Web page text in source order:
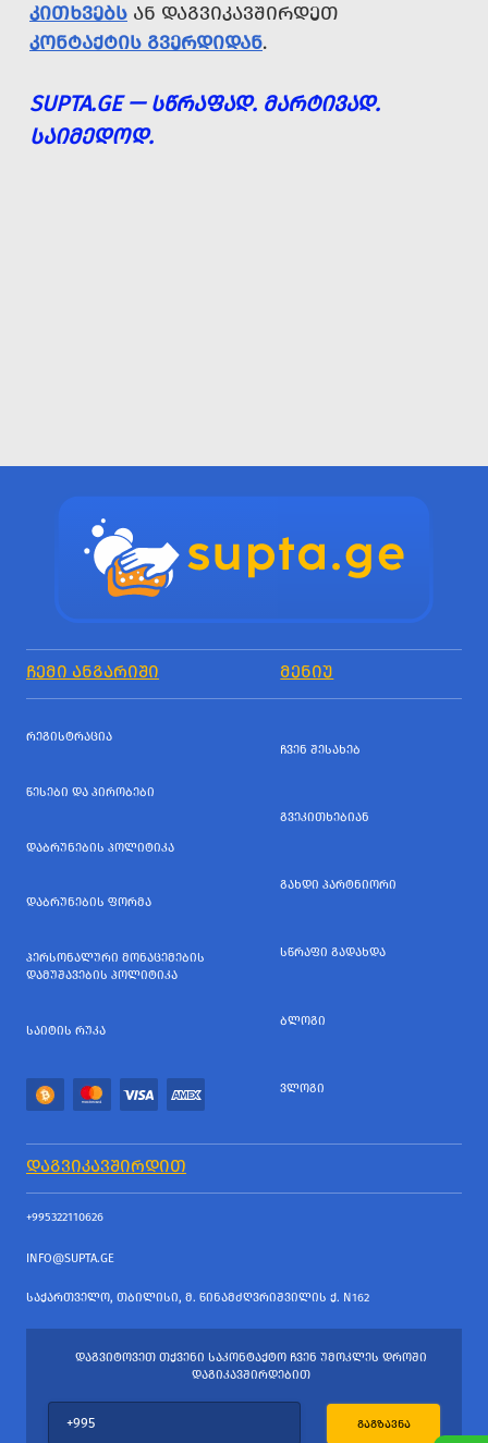
ᲙᲘᲗᲮᲕᲔᲑᲡ ᲐᲜ ᲓᲐᲒᲕᲘᲙᲐᲕᲨᲘᲠᲓᲔᲗ
ᲙᲝᲜᲢᲐᲥᲢᲘᲡ ᲒᲕᲔᲠᲓᲘᲓᲐᲜ.
SUPTA.GE — ᲡᲬᲠᲐᲤᲐᲓ. ᲛᲐᲠᲢᲘᲕᲐᲓ.
ᲡᲐᲘᲛᲔᲓᲝᲓ.
ᲩᲔᲛᲘ ᲐᲜᲒᲐᲠᲘᲨᲘ ᲛᲔᲜᲘᲣ
ᲠᲔᲒᲘᲡᲢᲠᲐᲪᲘᲐ
ᲬᲔᲡᲔᲑᲘ ᲓᲐ ᲞᲘᲠᲝᲑᲔᲑᲘ
ᲓᲐᲑᲠᲣᲜᲔᲑᲘᲡ ᲞᲝᲚᲘᲢᲘᲙᲐ
ᲓᲐᲑᲠᲣᲜᲔᲑᲘᲡ ᲤᲝᲠᲛᲐ
ᲞᲔᲠᲡᲝᲜᲐᲚᲣᲠᲘ ᲛᲝᲜᲐᲪᲔᲛᲔᲑᲘᲡ
ᲓᲐᲛᲣᲨᲐᲕᲔᲑᲘᲡ ᲞᲝᲚᲘᲢᲘᲙᲐ
ᲡᲐᲘᲢᲘᲡ ᲠᲣᲙᲐ
ᲩᲕᲔᲜ ᲨᲔᲡᲐᲮᲔᲑ
ᲒᲕᲔᲙᲘᲗᲮᲔᲑᲘᲐᲜ
ᲒᲐᲮᲓᲘ ᲞᲐᲠᲢᲜᲘᲝᲠᲘ
ᲡᲬᲠᲐᲤᲘ ᲒᲐᲓᲐᲮᲓᲐ
ᲑᲚᲝᲒᲘ
ᲕᲚᲝᲒᲘ
ᲓᲐᲒᲕᲘᲙᲐᲕᲨᲘᲠᲓᲘᲗ
+995322110626
INFO@SUPTA.GE
ᲡᲐᲥᲐᲠᲗᲕᲔᲚᲝ, ᲗᲑᲘᲚᲘᲡᲘ, Მ. ᲬᲘᲜᲐᲛᲫᲦᲕᲠᲘᲨᲕᲘᲚᲘᲡ Ქ. N162
ᲓᲐᲒᲕᲘᲢᲝᲕᲔᲗ ᲗᲥᲕᲔᲜᲘ ᲡᲐᲙᲝᲜᲢᲐᲥᲢᲝ ᲩᲕᲔᲜ ᲣᲛᲝᲙᲚᲔᲡ ᲓᲠᲝᲨᲘ
ᲓᲐᲒᲘᲙᲐᲕᲨᲘᲠᲓᲔᲑᲘᲗ
ᲒᲐᲒᲖᲐᲕᲜᲐ